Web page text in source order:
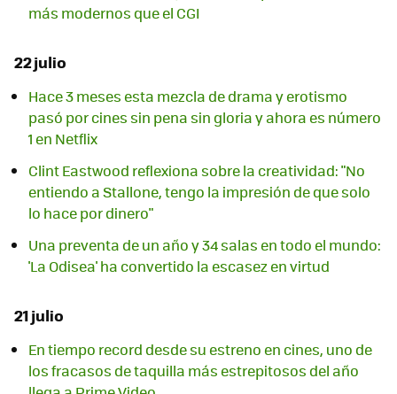
más modernos que el CGI
22 julio
Hace 3 meses esta mezcla de drama y erotismo
pasó por cines sin pena sin gloria y ahora es número
1 en Netflix
Clint Eastwood reflexiona sobre la creatividad: "No
entiendo a Stallone, tengo la impresión de que solo
lo hace por dinero"
Una preventa de un año y 34 salas en todo el mundo:
'La Odisea' ha convertido la escasez en virtud
21 julio
En tiempo record desde su estreno en cines, uno de
los fracasos de taquilla más estrepitosos del año